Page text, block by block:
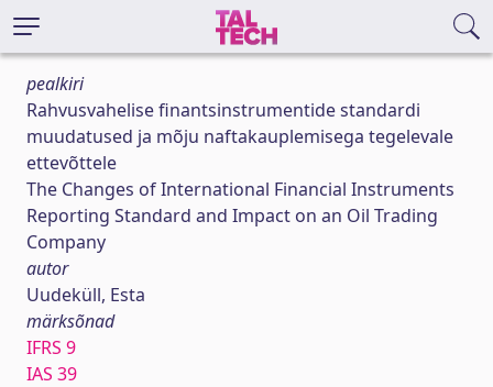
pealkiri
Rahvusvahelise finantsinstrumentide standardi
muudatused ja mõju naftakauplemisega tegelevale
ettevõttele
The Changes of International Financial Instruments
Reporting Standard and Impact on an Oil Trading
Company
autor
Uudeküll, Esta
märksõnad
IFRS 9
IAS 39